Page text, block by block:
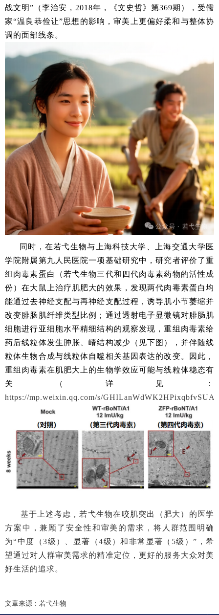
战文明”（李治安，2018年，《文史哲》第369期），受儒
家“温良恭俭让”思想的影响，审美上更偏好柔和与整体协
调的面部线条。
同时，在若弋生物与上海科技大学、上海交通大学医
学院附属第九人民医院一项基础研究中，研究者评价了重
组肉毒素蛋白（若弋生物三代和四代肉毒素药物的活性成
份）在大鼠上治疗肌肥大的效果，发现两代肉毒素蛋白均
能通过去神经支配与再神经支配过程，诱导肌小节萎缩并
改变腓肠肌纤维类型比例；通过透射电子显微镜对腓肠肌
细胞进行亚细胞水平精细结构的观察发现，重组肉毒素给
药后线粒体发生肿胀、嵴结构减少（见下图），并伴随线
粒体生物合成与线粒体自噬相关基因表达的改变。因此，
重组肉毒素在肌肥大上的生物学效应可能与线粒体稳态有
关（详见：
https://mp.weixin.qq.com/s/GHILanWdWK2HPixqbfvSUA
基于上述考虑，若弋生物在咬肌突出（肥大）的医学
方案中，兼顾了安全性和审美的需求，将人群范围明确
为“中度（3级）、显著（4级）和非常显著（5级）”，希
望通过对人群审美需求的精准定位，更好的服务大众对美
好生活的追求。
文章来源：若弋生物